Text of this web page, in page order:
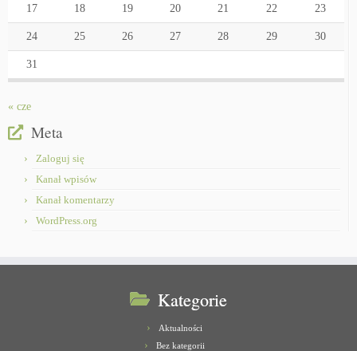
17 18 19 20 21 22 23
24 25 26 27 28 29 30
31
« cze
Meta
Zaloguj się
Kanał wpisów
Kanał komentarzy
WordPress.org
Kategorie
Aktualności
Bez kategorii